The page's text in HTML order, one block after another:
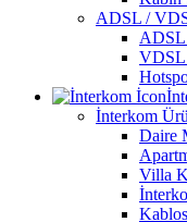
ADSL /
ADSL
VDSL
İnterkom
Daire
Villa